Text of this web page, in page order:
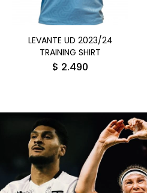
LEVANTE UD 2023/24
TRAINING SHIRT
$ 2.490